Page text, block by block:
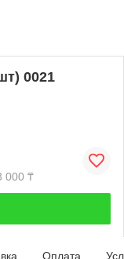
0021
000 ₸
Оплата